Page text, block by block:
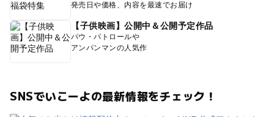
発売日や価格、内容を最速でお届け
【子供映画】公開中＆公開予定作品
パウ・パトロールや
アンパンマンの人気作
SNSでいこーよの最新情報をチェック！